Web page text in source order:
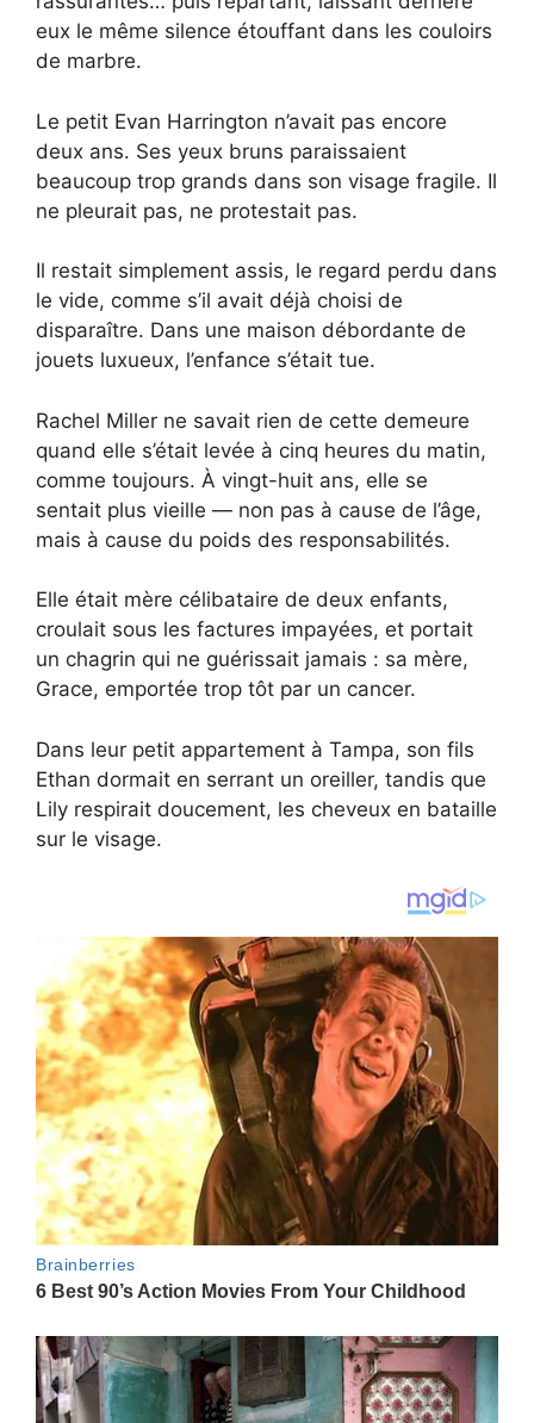
eux le même silence étouffant dans les couloirs
de marbre.
Le petit Evan Harrington n’avait pas encore
deux ans. Ses yeux bruns paraissaient
beaucoup trop grands dans son visage fragile. Il
ne pleurait pas, ne protestait pas.
Il restait simplement assis, le regard perdu dans
le vide, comme s’il avait déjà choisi de
disparaître. Dans une maison débordante de
jouets luxueux, l’enfance s’était tue.
Rachel Miller ne savait rien de cette demeure
quand elle s’était levée à cinq heures du matin,
comme toujours. À vingt-huit ans, elle se
sentait plus vieille — non pas à cause de l’âge,
mais à cause du poids des responsabilités.
Elle était mère célibataire de deux enfants,
croulait sous les factures impayées, et portait
un chagrin qui ne guérissait jamais : sa mère,
Grace, emportée trop tôt par un cancer.
Dans leur petit appartement à Tampa, son fils
Ethan dormait en serrant un oreiller, tandis que
Lily respirait doucement, les cheveux en bataille
sur le visage.